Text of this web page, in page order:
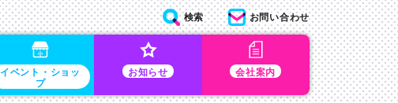
イベント・ショッ
プ
お知らせ 会社案内
検索 お問い合わせ